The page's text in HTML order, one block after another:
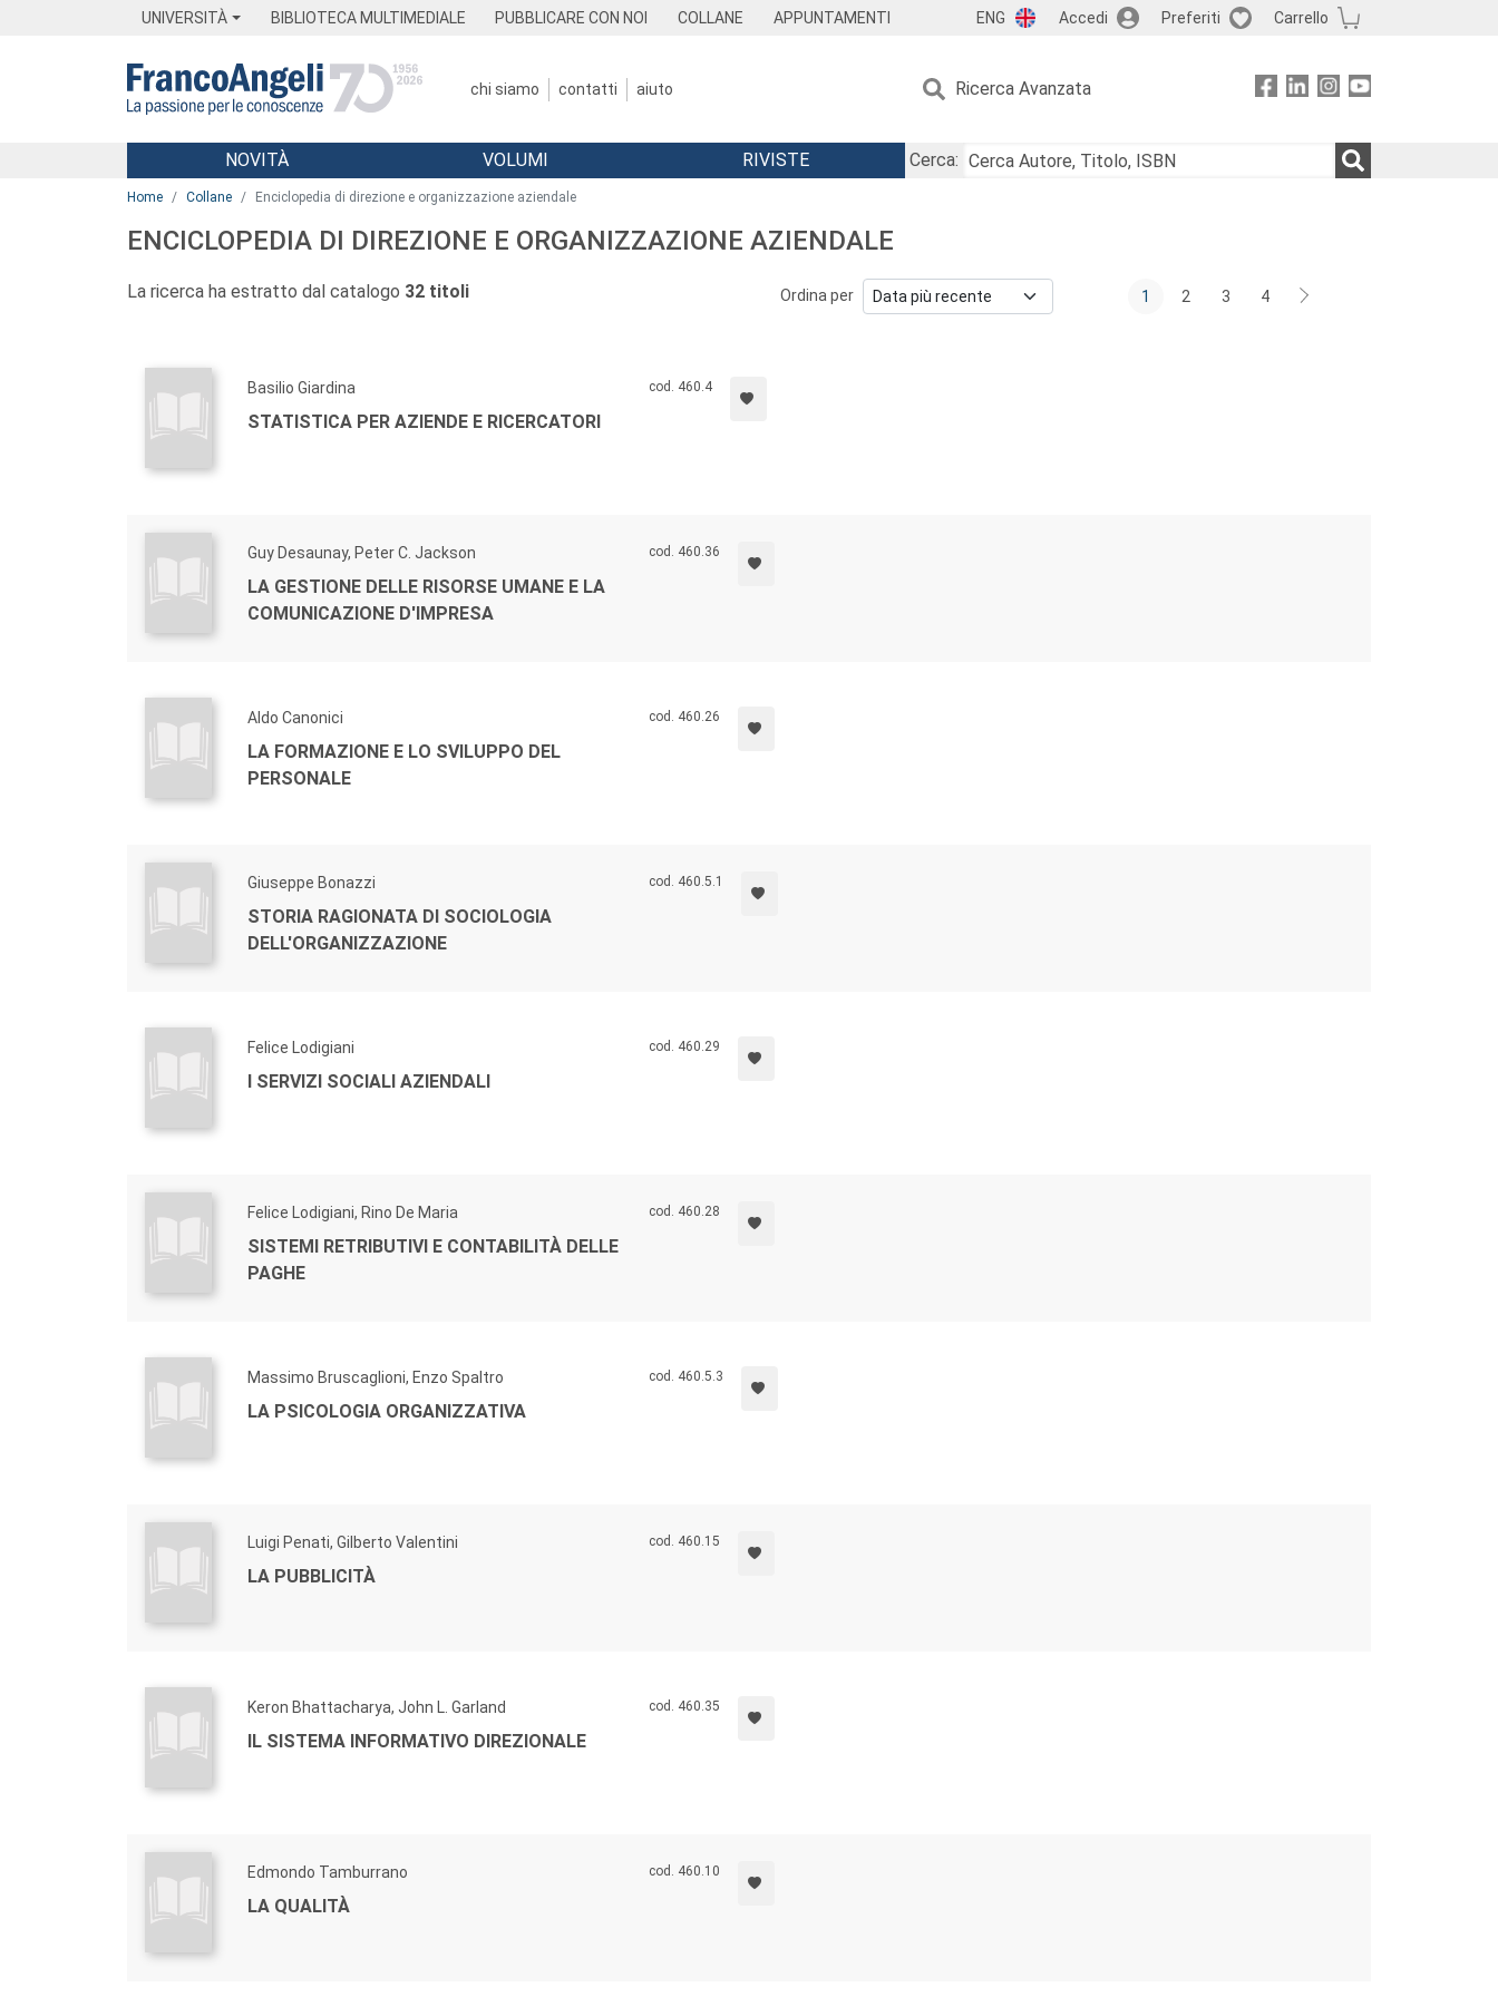
UNIVERSITÀ BIBLIOTECA MULTIMEDIALE PUBBLICARE CON NOI COLLANE APPUNTAMENTI ENG Accedi Preferiti Carrello
chi siamo contatti aiuto Ricerca Avanzata
Menu
NOVITÀ VOLUMI RIVISTE
Cerca:
Home Collane Enciclopedia di direzione e organizzazione aziendale
ENCICLOPEDIA DI DIREZIONE E ORGANIZZAZIONE AZIENDALE
La ricerca ha estratto dal catalogo 32 titoli Ordina per 1 2 3 4
Basilio Giardina
STATISTICA PER AZIENDE E RICERCATORI
cod. 460.4
Guy Desaunay, Peter C. Jackson
LA GESTIONE DELLE RISORSE UMANE E LA
COMUNICAZIONE D'IMPRESA
cod. 460.36
Aldo Canonici
LA FORMAZIONE E LO SVILUPPO DEL
PERSONALE
cod. 460.26
Giuseppe Bonazzi
STORIA RAGIONATA DI SOCIOLOGIA
DELL'ORGANIZZAZIONE
cod. 460.5.1
Felice Lodigiani
I SERVIZI SOCIALI AZIENDALI
cod. 460.29
Felice Lodigiani, Rino De Maria
SISTEMI RETRIBUTIVI E CONTABILITÀ DELLE
PAGHE
cod. 460.28
Massimo Bruscaglioni, Enzo Spaltro
LA PSICOLOGIA ORGANIZZATIVA
cod. 460.5.3
Luigi Penati, Gilberto Valentini
LA PUBBLICITÀ
cod. 460.15
Keron Bhattacharya, John L. Garland
IL SISTEMA INFORMATIVO DIREZIONALE
cod. 460.35
Edmondo Tamburrano
LA QUALITÀ
cod. 460.10